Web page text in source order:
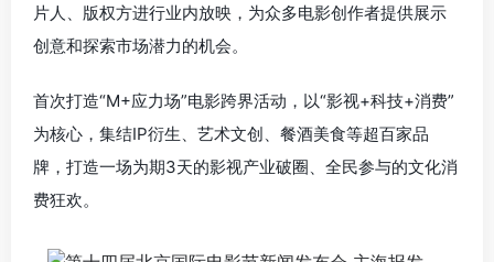
片人、版权方进行业内放映，为众多电影创作者提供展示
创意和探索市场潜力的机会。
首次打造“M+应力场”电影跨界活动，以“影视+科技+消费”
为核心，集结IP衍生、艺术文创、餐酒美食等超百家品
牌，打造一场为期3天的影视产业破圈、全民参与的文化消
费狂欢。